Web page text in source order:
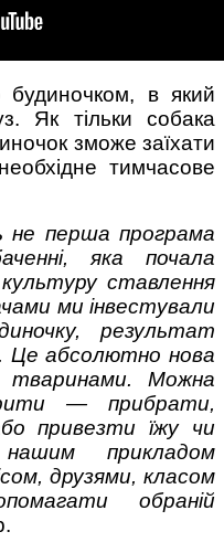
будиночком, в який
Як тільки собака
зможе заїхати
тимчасове
не перша програма
яка почала
ставлення
ми інвестували
результат
Це абсолютно нова
тваринами. Можна
— прибрати,
привезти їжу чи
прикладом
друзями, класом
обраній